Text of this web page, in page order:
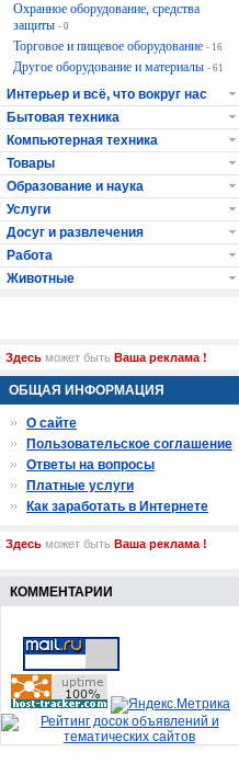
Охранное оборудование, средства
защиты - 0
Торговое и пищевое оборудование - 16
Другое оборудование и материалы - 61
Интерьер и всё, что вокруг нас
Бытовая техника
Компьютерная техника
Товары
Образование и наука
Услуги
Досуг и развлечения
Работа
Животные
Здесь может быть Ваша реклама !
ОБЩАЯ ИНФОРМАЦИЯ
О сайте
Пользовательское соглашение
Ответы на вопросы
Платные услуги
Как заработать в Интернете
Здесь может быть Ваша реклама !
КОММЕНТАРИИ